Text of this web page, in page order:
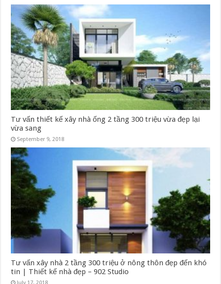
Tư vấn thiết kế xây nhà ống 2 tầng 300 triệu vừa đẹp lại
vừa sang
September 9, 2018
Tư vấn xây nhà 2 tầng 300 triệu ở nông thôn đẹp đến khó
tin | Thiết kế nhà đẹp – 902 Studio